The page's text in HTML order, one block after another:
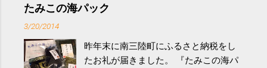
するものだけが運動ではない。 食べ
けると改善する、との結果を筑波大の
研究チームが発表した。改善が期待で
たみこの海パック
3/20/2014
昨年末に南三陸町にふるさと納税をし
たお礼が届きました。 『たみこの海パ